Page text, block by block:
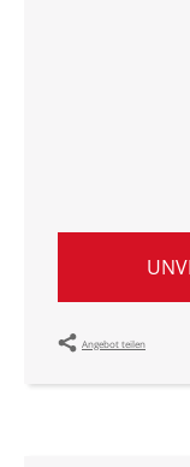
Angebot teilen